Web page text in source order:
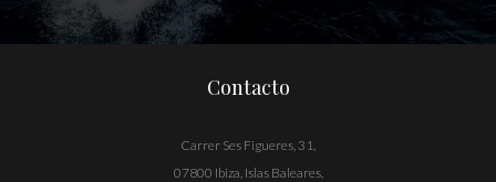
Contacto
Carrer Ses Figueres, 31,
07800 Ibiza, Islas Baleares,